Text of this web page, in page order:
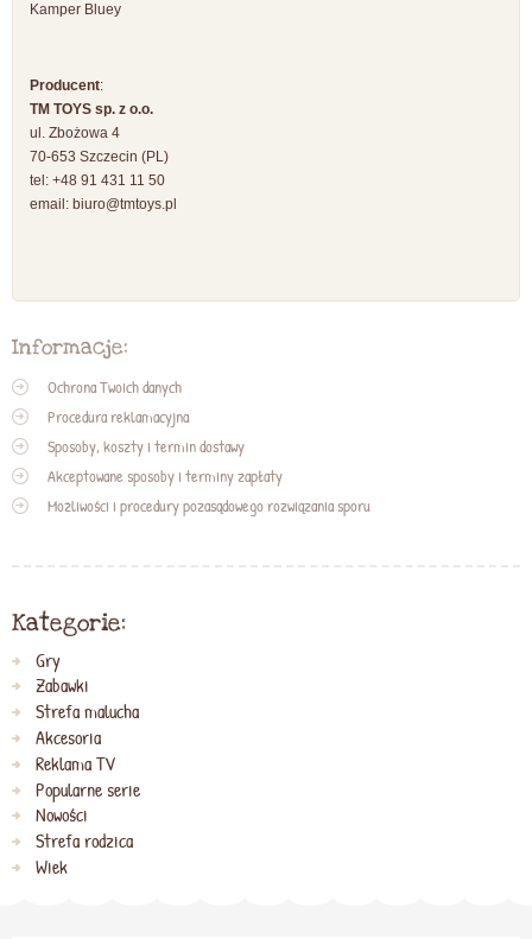
Kamper Bluey
Producent:
TM TOYS sp. z o.o.
ul. Zbożowa 4
70-653 Szczecin (PL)
tel: +48 91 431 11 50
email: biuro@tmtoys.pl
Informacje:
Ochrona Twoich danych
Procedura reklamacyjna
Sposoby, koszty i termin dostawy
Akceptowane sposoby i terminy zapłaty
Możliwości i procedury pozasądowego rozwiązania sporu
Kategorie:
Gry
Zabawki
Strefa malucha
Akcesoria
Reklama TV
Popularne serie
Nowości
Strefa rodzica
Wiek